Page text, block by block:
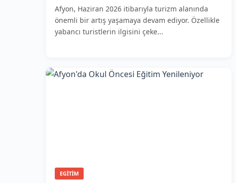
Afyon, Haziran 2026 itibarıyla turizm alanında
önemli bir artış yaşamaya devam ediyor. Özellikle
yabancı turistlerin ilgisini çeke...
EGITIM